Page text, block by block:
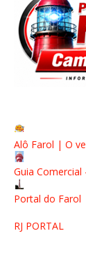
Alô Farol | O
Guia
Portal do Farol
RJ PORTAL